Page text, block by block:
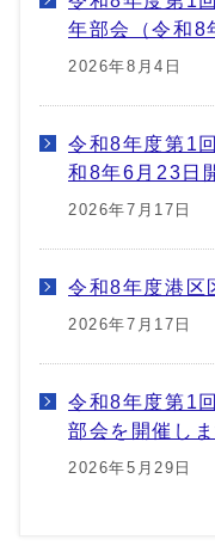
年部会（令和8
2026年8月4日
令和8年度第1
和8年6月23日
2026年7月17日
令和8年度港区
2026年7月17日
令和8年度第1
部会を開催し
2026年5月29日